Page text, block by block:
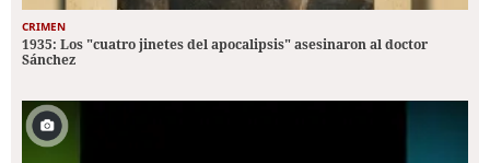
CRIMEN
1935: Los "cuatro jinetes del apocalipsis" asesinaron al doctor
Sánchez